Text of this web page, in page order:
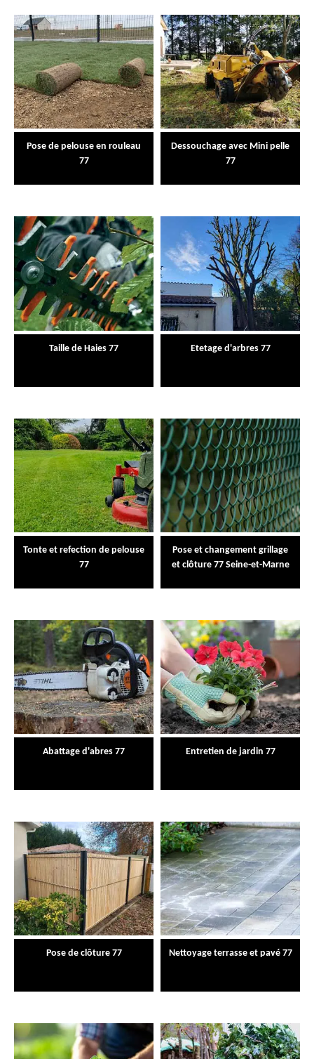
Pose de pelouse en rouleau
77
Dessouchage avec Mini pelle
77
Taille de Haies 77 Etetage d'arbres 77
Tonte et refection de pelouse
77
Pose et changement grillage
et clôture 77 Seine-et-Marne
Abattage d'abres 77 Entretien de jardin 77
Pose de clôture 77 Nettoyage terrasse et pavé 77